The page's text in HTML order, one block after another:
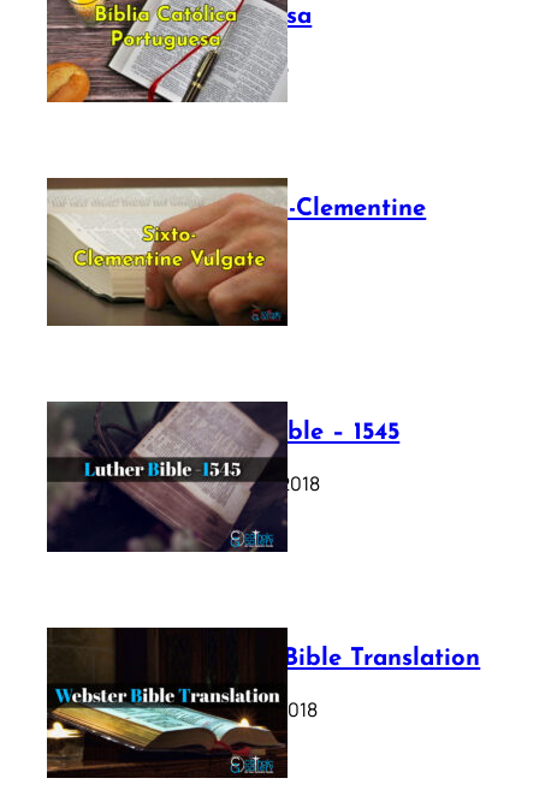
Portuguesa
July 16, 2025
The Sixto-Clementine
Vulgate
July 12, 2025
Luther Bible – 1545
October 17, 2018
Webster Bible Translation
October 11, 2018